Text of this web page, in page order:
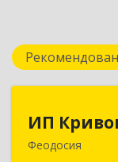
ИП
Феодосия